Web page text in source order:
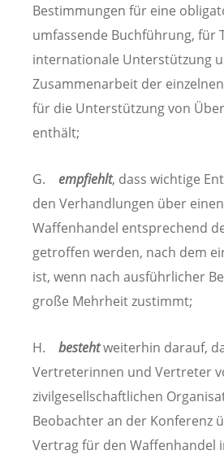
Bestimmungen für eine
umfassende Buchführung, für
internationale Unterstützung
Zusammenarbeit der
für die Unterstützung von
enthält;
G. empfiehlt, dass wichtige
den Verhandlungen über
Waffenhandel entsprechend
getroffen werden, nach dem
ist, wenn nach ausführlicher
große Mehrheit zustimmt;
H. bestehtweiterhin darauf,
Vertreterinnen und Vertreter
zivilgesellschaftlichen
Beobachter an der Konferenz
Vertrag für den Waffenhandel